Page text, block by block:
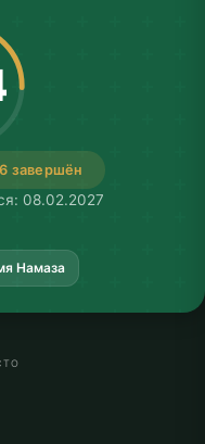
завершён
08.02.2027
Намаза